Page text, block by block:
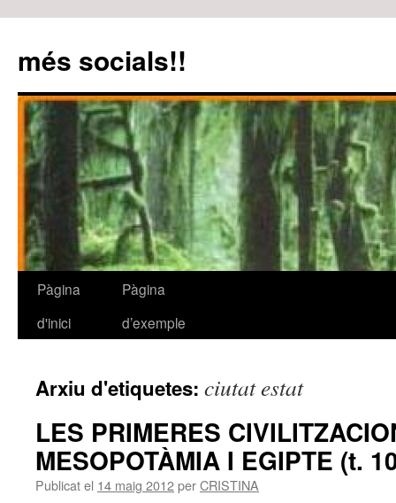
més socials!!
Vés
Pàgina
d'inici
Pàgina
d’exemple
Arxiu d'etiquetes: ciutat estat
LES PRIMERES
MESOPOTÀMIA I EGIPTE (t.
Publicat el 14 maig 2012perCRISTINA